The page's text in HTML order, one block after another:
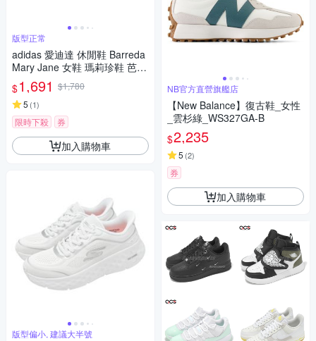
版型正常
adidas 愛迪達 休閒鞋 Barreda
Mary Jane 女鞋 瑪莉珍鞋 芭蕾
風 銀 薄底 HP3520
$1,691 $1,780
5 (1)
限時下殺 券
加入購物車
版型偏小, 建議大半號
NB官方直營旗艦店
【New Balance】復古鞋_女性
_雲杉綠_WS327GA-B
$2,235
5 (2)
券
加入購物車